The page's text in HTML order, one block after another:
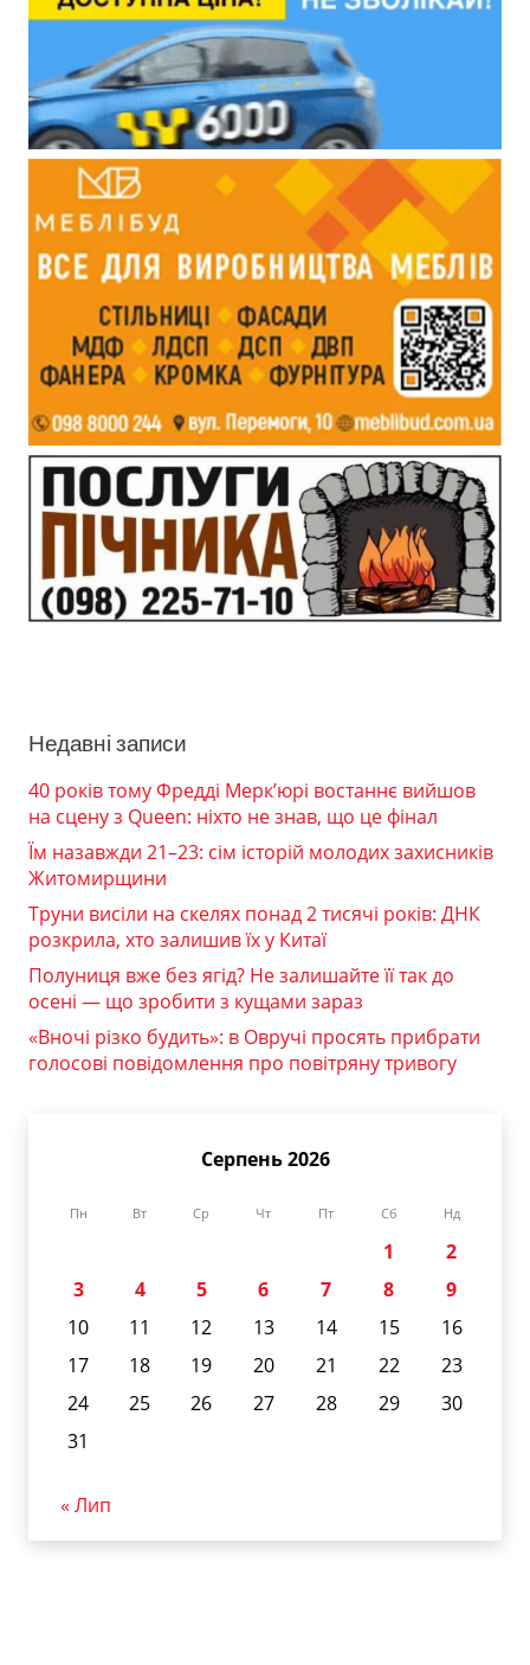
Недавні записи
40 років тому Фредді Мерк’юрі востаннє вийшов
на сцену з Queen: ніхто не знав, що це фінал
Їм назавжди 21–23: сім історій молодих захисників
Житомирщини
Труни висіли на скелях понад 2 тисячі років: ДНК
розкрила, хто залишив їх у Китаї
Полуниця вже без ягід? Не залишайте її так до
осені — що зробити з кущами зараз
«Вночі різко будить»: в Овручі просять прибрати
голосові повідомлення про повітряну тривогу
Серпень 2026
Пн Вт Ср Чт Пт Сб Нд
1
2
3
4 5 6 7 8
9
10
11 12 13 14 15
16
17
18 19 20 21 22
23
24
25 26 27 28 29
30
31
« Лип